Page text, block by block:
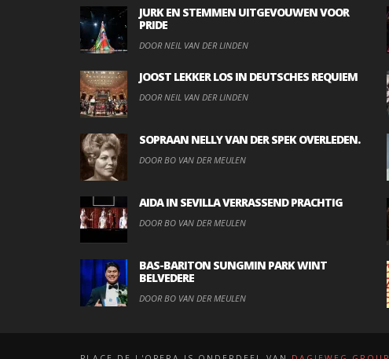
JURK EN STEMMEN UITGEVOUWEN VOOR
PRIDE
DOOR NEIL VAN DER LINDEN
JOOST LEKKER LOS IN DEUTSCHES REQUIEM
DOOR NEIL VAN DER LINDEN
SOPRAAN NELLY VAN DER SPEK OVERLEDEN.
DOOR BO VAN DER MEULEN
AIDA IN SEVILLA VERRASSEND PRACHTIG
DOOR BO VAN DER MEULEN
BAS-BARITON SUNGMIN PARK WINT
BELVEDERE
DOOR BO VAN DER MEULEN